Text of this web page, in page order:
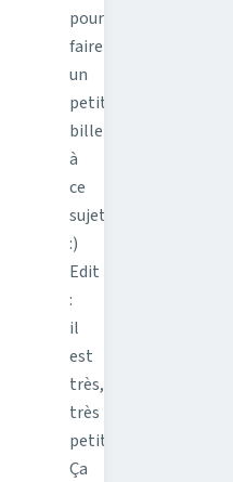
pour
faire
un
petit
billet
à
ce
sujet.
:)
Edit
:
il
est
très,
très
petit.
Ça